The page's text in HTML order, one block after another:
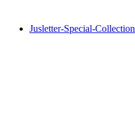
Jusletter-Special-Collection